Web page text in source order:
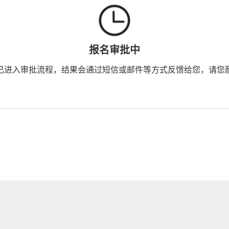
报名审批中
进入审批流程，结果会通过短信或邮件等方式反馈给您，请您